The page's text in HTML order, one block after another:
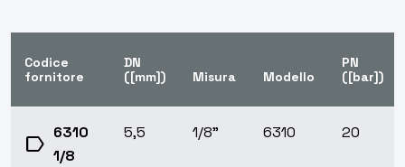
Codice
fornitore
DN
([mm])
Misura Modello
PN
([bar])
label 6310
1/8
5,5 1/8” 6310 20